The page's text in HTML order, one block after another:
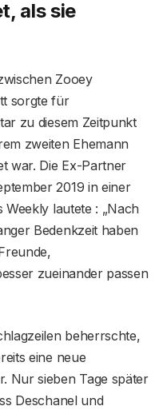
als sie
Zooey
sorgte für
zu diesem Zeitpunkt
zweiten Ehemann
war. Die Ex-Partner
2019 in einer
lautete : „Nach
Bedenkzeit haben
zueinander passen
beherrschte,
eine neue
Nur sieben Tage später
Deschanel und